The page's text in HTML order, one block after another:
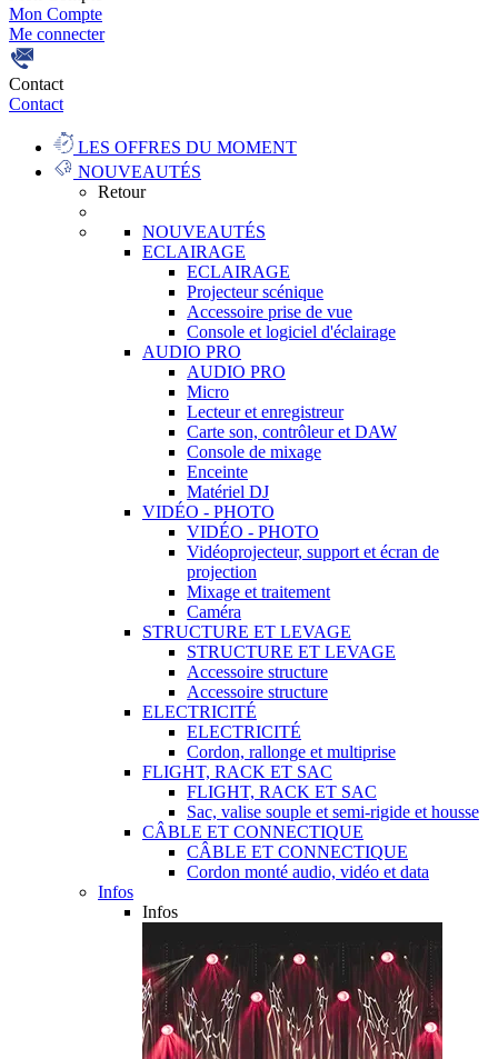
Mon Compte
Me connecter
Contact
Contact
LES OFFRES DU MOMENT
NOUVEAUTÉS
Retour
NOUVEAUTÉS
ECLAIRAGE
ECLAIRAGE
Projecteur scénique
Accessoire prise de vue
Console et logiciel d'éclairage
AUDIO PRO
AUDIO PRO
Micro
Lecteur et enregistreur
Carte son, contrôleur et DAW
Console de mixage
Enceinte
Matériel DJ
VIDÉO - PHOTO
VIDÉO - PHOTO
Vidéoprojecteur, support et écran de
projection
Mixage et traitement
Caméra
STRUCTURE ET LEVAGE
STRUCTURE ET LEVAGE
Accessoire structure
Accessoire structure
ELECTRICITÉ
ELECTRICITÉ
Cordon, rallonge et multiprise
FLIGHT, RACK ET SAC
FLIGHT, RACK ET SAC
Sac, valise souple et semi-rigide et housse
CÂBLE ET CONNECTIQUE
CÂBLE ET CONNECTIQUE
Cordon monté audio, vidéo et data
Infos
Infos